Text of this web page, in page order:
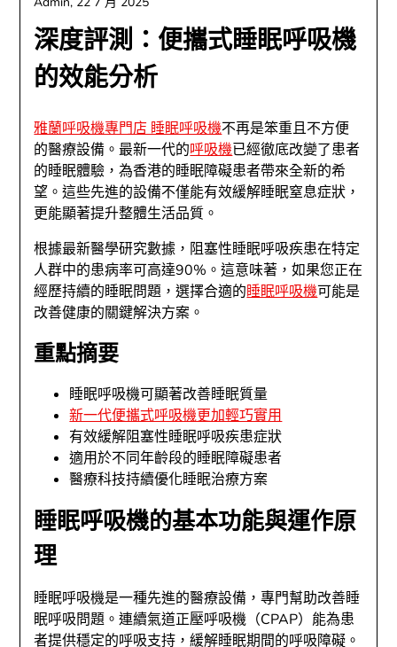
深度評測：便攜式睡眠呼吸機
的效能分析
雅蘭呼吸機專門店 睡眠呼吸機不再是笨重且不方便
的醫療設備。最新一代的呼吸機已經徹底改變了患者
的睡眠體驗，為香港的睡眠障礙患者帶來全新的希
望。這些先進的設備不僅能有效緩解睡眠窒息症狀，
更能顯著提升整體生活品質。
根據最新醫學研究數據，阻塞性睡眠呼吸疾患在特定
人群中的患病率可高達90%。這意味著，如果您正在
經歷持續的睡眠問題，選擇合適的睡眠呼吸機可能是
改善健康的關鍵解決方案。
重點摘要
睡眠呼吸機可顯著改善睡眠質量
新一代便攜式呼吸機更加輕巧實用
有效緩解阻塞性睡眠呼吸疾患症狀
適用於不同年齡段的睡眠障礙患者
醫療科技持續優化睡眠治療方案
睡眠呼吸機的基本功能與運作原
理
睡眠呼吸機是一種先進的醫療設備，專門幫助改善睡
眠呼吸問題。連續氣道正壓呼吸機（CPAP）能為患
者提供穩定的呼吸支持，緩解睡眠期間的呼吸障礙。